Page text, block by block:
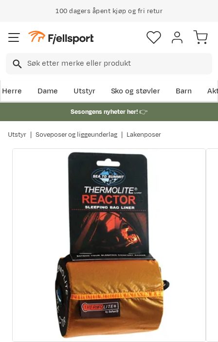
100 dagers åpent kjøp og fri retur
Herre Dame Utstyr Sko og støvler Barn
Sesongens nyheter her!👉
Utstyr Soveposer og liggeunderlag Lakenposer